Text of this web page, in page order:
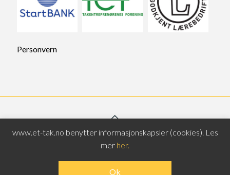
Personvern
© 2025 Eidsvoll Taktekking AS - Driftes av
www.et-tak.no benytter informasjonskapsler (cookies). Les
mer her.
Ok